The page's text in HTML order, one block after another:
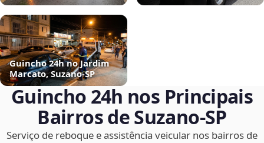
Guincho 24h no Jardim
Marcato, Suzano‑SP
Guincho 24h nos Principais
Bairros de Suzano‑SP
Serviço de reboque e assistência veicular nos bairros de